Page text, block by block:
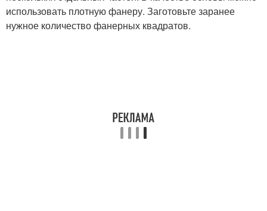
использовать плотную фанеру. Заготовьте заранее
нужное количество фанерных квадратов.